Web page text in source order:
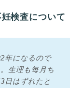
検査について
年になるので
生理も毎月ち
日はずれたと